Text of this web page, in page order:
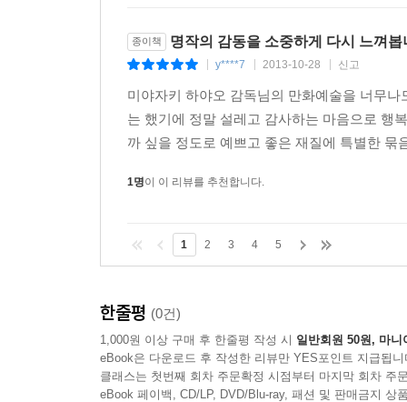
시작되고 말았습니다. 앞으로 참담한 일이 속속
아무도 현실을 보려 하지 않습니다. 그것이 현실이
미야자키 하야오는 지난 7월 일본 참의원 선거를
또 위안부 문제에 대해서도 "분명히 사죄하고
민감함 때문인지 미야자키 하야오는 이례적으로
있다. 그가 말하는 ‘바람이 분다’가 무얼 말하는지,
종이책 명작의 감동을 소중하게 다시 느껴봅
y****7 2013-10-28 신고
미야자키 하야오 감독님의 만화예술을 너무
는 했기에 정말 설레고 감사하는 마음으로 행
까 싶을 정도로 예쁘고 좋은 재질에 특별한
1명이 이 리뷰를 추천합니다.
1 2 3 4 5
한줄평 (0건)
1,000원 이상 구매 후 한줄평 작성 시 일반회원 50원, 마니
eBook은 다운로드 후 작성한 리뷰만 YES포인트 지급됩니
클래스는 첫번째 회차 주문확정 시점부터 마지막 회차 주
eBook 페이백, CD/LP, DVD/Blu-ray, 패션 및 판매금지 상